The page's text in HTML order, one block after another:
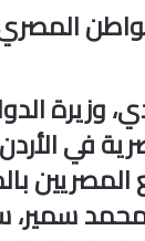
في
سمير،